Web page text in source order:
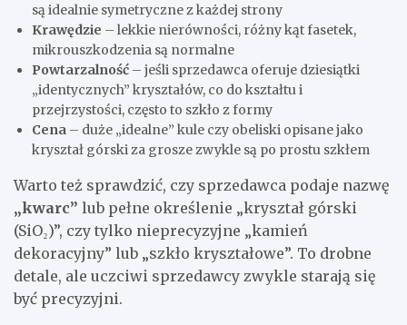
są idealnie symetryczne z każdej strony
Krawędzie – lekkie nierówności, różny kąt fasetek,
mikrouszkodzenia są normalne
Powtarzalność – jeśli sprzedawca oferuje dziesiątki
„identycznych” kryształów, co do kształtu i
przejrzystości, często to szkło z formy
Cena – duże „idealne” kule czy obeliski opisane jako
kryształ górski za grosze zwykle są po prostu szkłem
Warto też sprawdzić, czy sprzedawca podaje nazwę
„kwarc” lub pełne określenie „kryształ górski
(SiO₂)”, czy tylko nieprecyzyjne „kamień
dekoracyjny” lub „szkło kryształowe”. To drobne
detale, ale uczciwi sprzedawcy zwykle starają się
być precyzyjni.